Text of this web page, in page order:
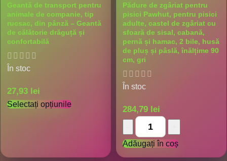
Geantă de transport pentru
animale de companie, tip
rucsac, din pânză – Geantă
de călătorie drăguță și
confortabilă
În stoc
27,93 lei
Selectați opțiunile
Pădure de zgâriat pentru
pisici Pawhut, pentru pisici
adulte, castel de zgâriat cu
sfoară de sisal, cabană,
pernă și hamac, 2 bile, husă
de pluș și pâslă, înălțime 90
cm, gri
În stoc
284,79 lei
Adăugați în coș